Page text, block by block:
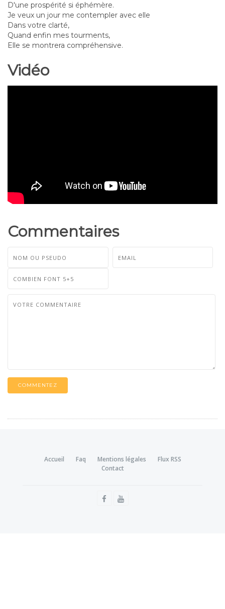
D'une prospérité si éphémère.
Je veux un jour me contempler avec elle
Dans votre clarté,
Quand enfin mes tourments,
Elle se montrera compréhensive.
Vidéo
Commentaires
COMMENTEZ
Accueil Faq Mentions légales
Flux RSS
Contact